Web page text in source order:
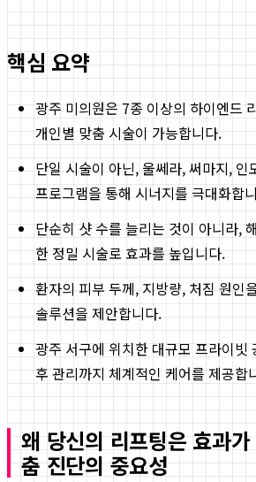
핵심 요약
광주 미의원은 7종 이상의 하이엔드
개인별 맞춤 시술이 가능합니다.
단일 시술이 아닌, 울쎄라, 써마지,
프로그램을 통해 시너지를 극대화합
단순히 샷 수를 늘리는 것이 아니라,
한 정밀 시술로 효과를 높입니다.
환자의 피부 두께, 지방량, 처짐 원인
솔루션을 제안합니다.
광주 서구에 위치한 대규모 프라이빗
후 관리까지 체계적인 케어를 제공합
왜 당신의 리프팅은 효과
춤 진단의 중요성